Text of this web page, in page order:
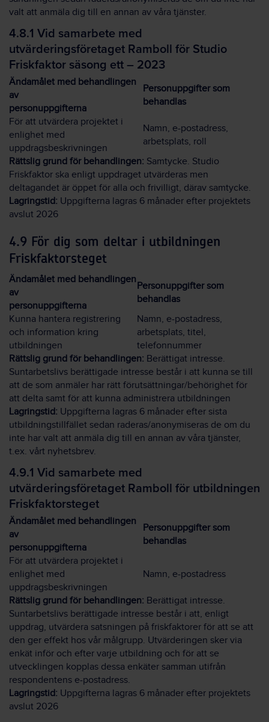
valt att anmäla dig till en annan av våra tjänster.
4.8.1 Vid samarbete med
utvärderingsföretaget Ramboll för Studio
Friskfaktor säsong ett – 2023
Ändamålet med behandlingen
av
personuppgifterna
Personuppgifter som
behandlas
För att utvärdera projektet i
enlighet med
uppdragsbeskrivningen
Namn, e-postadress,
arbetsplats, roll
Rättslig grund för behandlingen: Samtycke. Studio
Friskfaktor ska enligt uppdraget utvärderas men
deltagandet är öppet för alla och frivilligt, därav samtycke.
Lagringstid: Uppgifterna lagras 6 månader efter projektets
avslut 2026
4.9 För dig som deltar i utbildningen
Friskfaktorsteget
Ändamålet med behandlingen
av
personuppgifterna
Personuppgifter som
behandlas
Kunna hantera registrering
och information kring
utbildningen
Namn, e-postadress,
arbetsplats, titel,
telefonnummer
Rättslig grund för behandlingen: Berättigat intresse.
Suntarbetslivs berättigade intresse består i att kunna se till
att de som anmäler har rätt förutsättningar/behörighet för
att delta samt för att kunna administrera utbildningen
Lagringstid: Uppgifterna lagras 6 månader efter sista
utbildningstillfället sedan raderas/anonymiseras de om du
inte har valt att anmäla dig till en annan av våra tjänster,
t.ex. vårt nyhetsbrev.
4.9.1 Vid samarbete med
utvärderingsföretaget Ramboll för utbildningen
Friskfaktorsteget
Ändamålet med behandlingen
av
personuppgifterna
Personuppgifter som
behandlas
För att utvärdera projektet i
enlighet med
uppdragsbeskrivningen
Namn, e-postadress
Rättslig grund för behandlingen: Berättigat intresse.
Suntarbetslivs berättigade intresse består i att, enligt
uppdrag, utvärdera satsningen på friskfaktorer för att se att
den ger effekt hos vår målgrupp. Utvärderingen sker via
enkät inför och efter varje utbildning och för att se
utvecklingen kopplas dessa enkäter samman utifrån
respondentens e-postadress.
Lagringstid: Uppgifterna lagras 6 månader efter projektets
avslut 2026